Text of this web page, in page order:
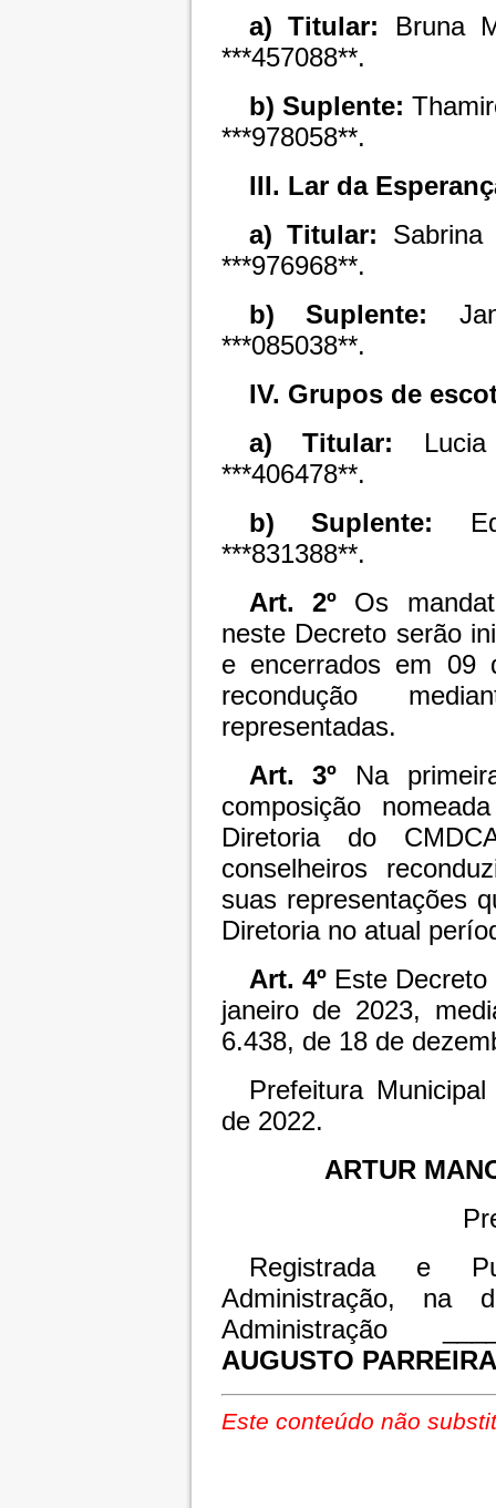
a) Titular: Bruna
***457088**.
b) Suplente:
***978058**.
III. Lar da
a) Titular:
***976968**.
b) Suplente:
***085038**.
IV. Grupos de
a) Titular:
***406478**.
b) Suplente:
***831388**.
Art. 2ºOs
neste Decreto serão
e encerrados em 09
recondução
representadas.
Art. 3º Na
composição
Diretoria do
conselheiros
suas representações
Diretoria no atual
Art. 4ºEste Decreto
janeiro de 2023,
6.438, de 18 de
Prefeitura
de 2022.
ARTUR
Registrada e
Administração, na
Administração
AUGUSTO
Este conteúdo não